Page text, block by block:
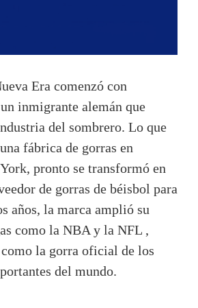
Era comenzó con
inmigrante alemán que
del sombrero. Lo que
fábrica de gorras en
pronto se transformó en
de gorras de béisbol para
años, la marca amplió su
como la NBA y la NFL ,
la gorra oficial de los
del mundo.